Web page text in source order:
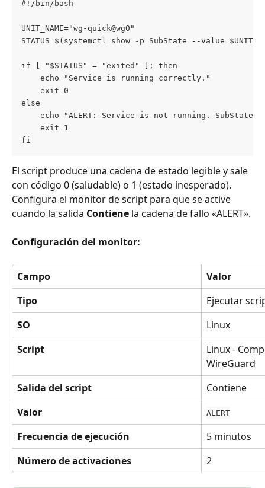
#!/bin/bash
UNIT_NAME="wg-quick@wg0"
STATUS=$(systemctl show -p SubState --value
if [ "$STATUS" = "exited" ]; then
    echo "Service is running correctly."
    exit 0
else
echo "ALERT: Service is not running. SubState:
    exit 1
fi
El script produce una cadena de estado legible y sale
con código 0 (saludable) o 1 (estado inesperado).
Configura el monitor de script para que se active
cuando la salida Contiene la cadena de fallo «ALERT».
Configuración del monitor:
Campo
Valor
Tipo
Ejecutar
SO
Linux
Script
Linux -
WireGuard
Salida del script
Contiene
Valor
ALERT
Frecuencia de ejecución
5 minutos
Número de activaciones
2